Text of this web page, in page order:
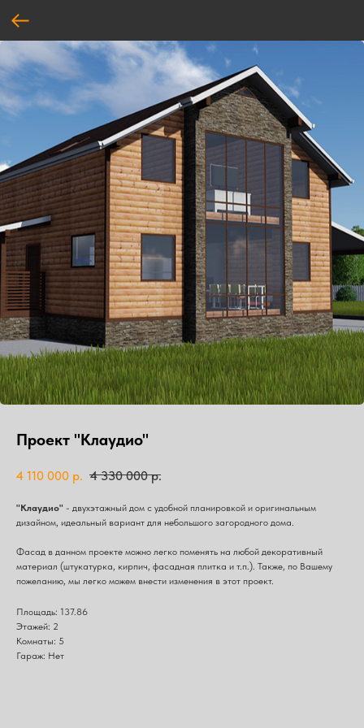
Проект "Клаудио"
4 110 000 р. 4 330 000 р.
"Клаудио" - двухэтажный дом c удобной планировкой и оригинальным
дизайном, идеальный вариант для небольшого загородного дома.
Фасад в данном проекте можно легко поменять на любой декоративный
материал (штукатурка, кирпич, фасадная плитка и т.п.). Также, по Вашему
пожеланию, мы легко можем внести изменения в этот проект.
Площадь: 137.86
Этажей: 2
Комнаты: 5
Гараж: Нет